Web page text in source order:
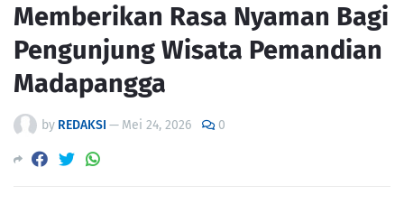
Memberikan Rasa Nyaman Bagi
Pengunjung Wisata Pemandian
Madapangga
by REDAKSI — Mei 24, 2026 0